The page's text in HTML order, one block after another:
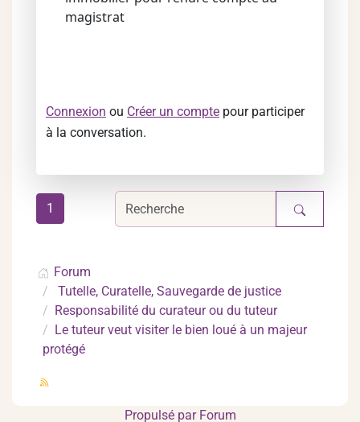
magistrat
Connexion ou Créer un compte pour participer
à la conversation.
1
Forum
Tutelle, Curatelle, Sauvegarde de justice
Responsabilité du curateur ou du tuteur
Le tuteur veut visiter le bien loué à un majeur
protégé
Propulsé par Forum